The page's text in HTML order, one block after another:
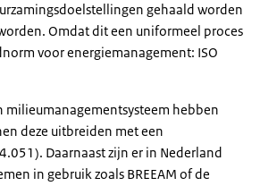
gehaald worden
Omdat dit een uniformeel proces
voor energiemanagement: ISO
milieumanagementsysteem hebben
deze uitbreiden met een
Daarnaast zijn er in Nederland
in gebruik zoals BREEAM of de